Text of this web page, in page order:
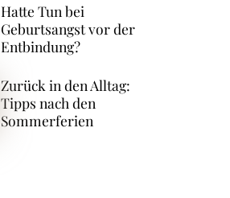
Hatte Tun bei
Geburtsangst vor der
Entbindung?
Zurück in den Alltag:
Tipps nach den
Sommerferien